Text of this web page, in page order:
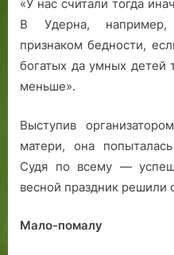
«У нас считали тогда
В Удерна, например,
признаком бедности,
богатых да умных детей
меньше».
Выступив
матери, она
Судя по всему —
весной праздник решили
Мало-помалу